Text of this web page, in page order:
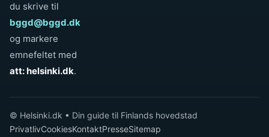
du skrive til
bggd@bggd.dk
og markere
emnefeltet med
att: helsinki.dk.
© Helsinki.dk • Din guide til Finlands hovedstad
PrivatlivCookiesKontaktPresseSitemap